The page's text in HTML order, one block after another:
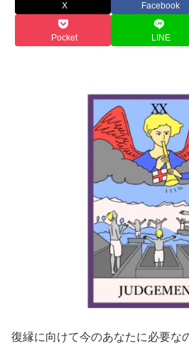
X Facebook
Pocket LINE
復縁に向けて今のあなたに必要な